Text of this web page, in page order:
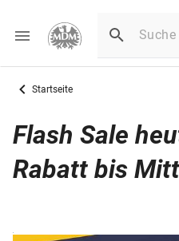
Startseite
Flash Sale
Rabatt bis